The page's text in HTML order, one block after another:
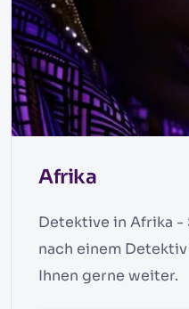
Afrika
Detektive in Afrika -
nach einem
Ihnen gerne weiter.